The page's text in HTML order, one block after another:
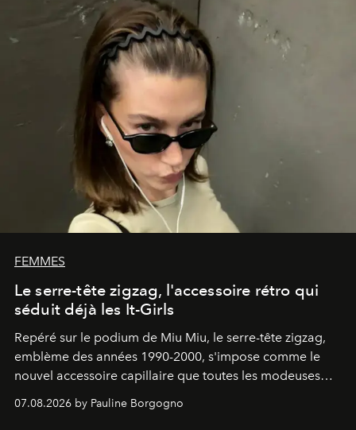
FEMMES
Le serre-tête zigzag, l'accessoire rétro qui
séduit déjà les It-Girls
Repéré sur le podium de Miu Miu, le serre-tête zigzag,
emblème des années 1990-2000, s'impose comme le
nouvel accessoire capillaire que toutes les modeuses
s'arrachent déjà.
07.08.2026 by Pauline Borgogno